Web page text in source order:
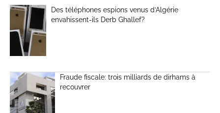
Des téléphones espions venus d’Algérie
envahissent-ils Derb Ghallef?
Fraude fiscale: trois milliards de dirhams à
recouvrer